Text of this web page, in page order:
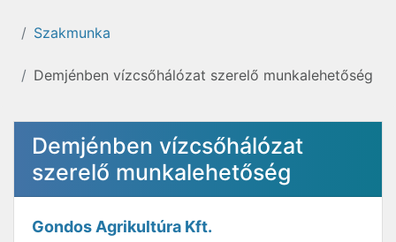
Szakmunka
Demjénben vízcsőhálózat szerelő munkalehetőség
Demjénben vízcsőhálózat
szerelő munkalehetőség
Gondos Agrikultúra Kft.